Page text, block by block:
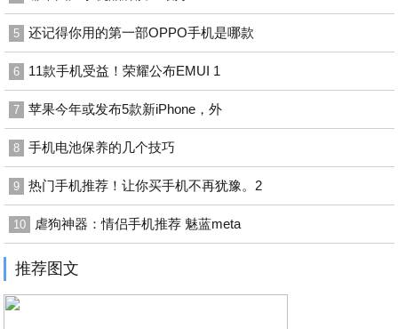
5 还记得你用的第一部OPPO手机是哪款
6 11款手机受益！荣耀公布EMUI 1
7 苹果今年或发布5款新iPhone，外
8 手机电池保养的几个技巧
9 热门手机推荐！让你买手机不再犹豫。2
10 虐狗神器：情侣手机推荐 魅蓝meta
推荐图文